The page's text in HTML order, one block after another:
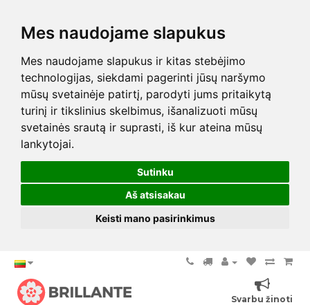
Mes naudojame slapukus
Mes naudojame slapukus ir kitas stebėjimo
technologijas, siekdami pagerinti jūsų naršymo
mūsų svetainėje patirtį, parodyti jums pritaikytą
turinį ir tikslinius skelbimus, išanalizuoti mūsų
svetainės srautą ir suprasti, iš kur ateina mūsų
lankytojai.
Sutinku
Aš atsisakau
Keisti mano pasirinkimus
Svarbu žinoti